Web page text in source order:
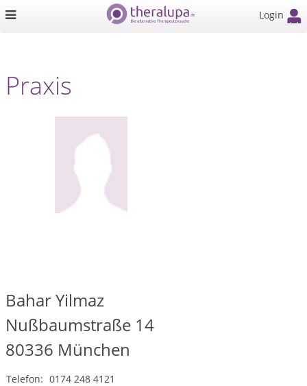
Login
Praxis
Bahar Yilmaz
Nußbaumstraße 14
80336 München
Telefon: 0174 248 4121